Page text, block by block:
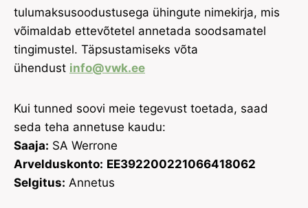
tulumaksusoodustusega ühingute nimekirja, mis
võimaldab ettevõtetel annetada soodsamatel
tingimustel. Täpsustamiseks võta
ühendust info@vwk.ee
Kui tunned soovi meie tegevust toetada, saad
seda teha annetuse kaudu:
Saaja: SA Werrone
Arvelduskonto: EE392200221066418062
Selgitus: Annetus